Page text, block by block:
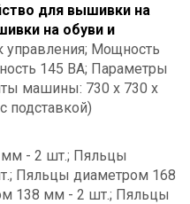
для вышивки на
на обуви и
управления; Мощность
145 ВА; Параметры
машины: 730 х 730 х
подставкой)
- 2 шт.; Пяльцы
Пяльцы диаметром 168
138 мм - 2 шт.; Пяльцы